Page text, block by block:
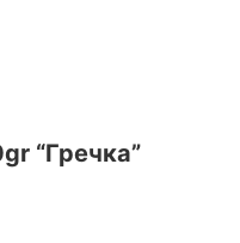
“Гречка”